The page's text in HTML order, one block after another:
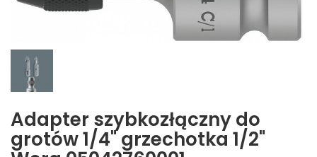
Adapter szybkozłączny do
grotów 1/4" grzechotka 1/2"